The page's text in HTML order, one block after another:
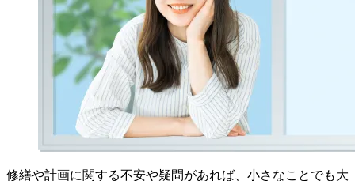
修繕や計画に関する不安や疑問があれば、小さなことでも大